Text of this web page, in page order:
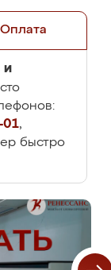
Оплата
и
01,
быстро